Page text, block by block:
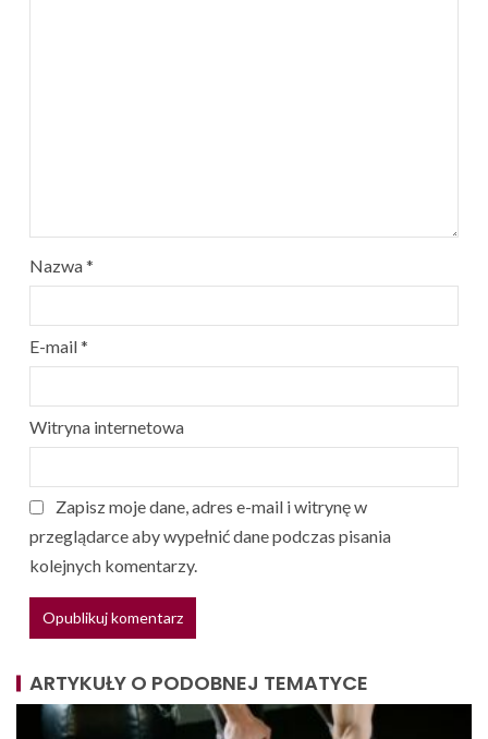
Nazwa*
E-mail*
Witryna internetowa
Zapisz moje dane, adres e-mail i witrynę w
przeglądarce aby wypełnić dane podczas pisania
kolejnych komentarzy.
ARTYKUŁY O PODOBNEJ TEMATYCE